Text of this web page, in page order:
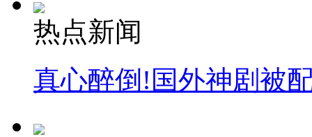
热点新闻
真心醉倒!国外神剧被